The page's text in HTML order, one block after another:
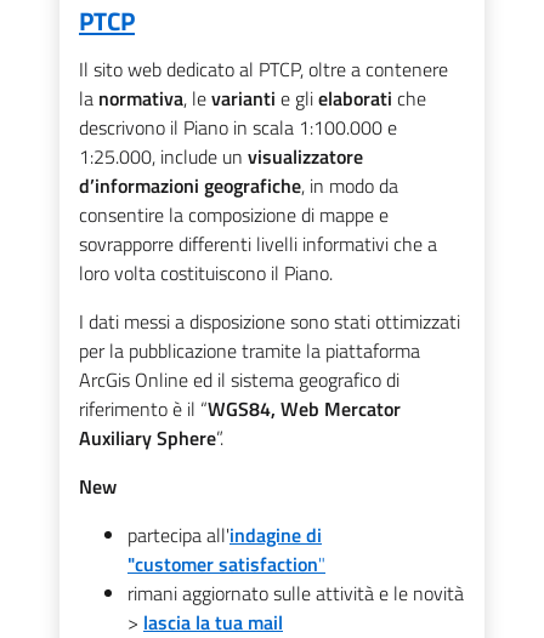
PTCP
Il sito web dedicato al PTCP, oltre a contenere
la normativa, levarianti e glielaborati che
descrivono il Piano in scala 1:100.000 e
1:25.000, include un visualizzatore
d’informazioni geografiche, in modo da
consentire la composizione di mappe e
sovrapporre differenti livelli informativi che a
loro volta costituiscono il Piano.
I dati messi a disposizione sono stati ottimizzati
per la pubblicazione tramite la piattaforma
ArcGis Online ed il sistema geografico di
riferimento è il “WGS84, Web Mercator
Auxiliary Sphere”.
New
partecipa all'indagine di
"customer satisfaction"
rimani aggiornato sulle attività e le novità
> lascia la tua mail